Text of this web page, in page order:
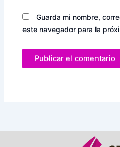
Guarda mi nombre,
este navegador para la